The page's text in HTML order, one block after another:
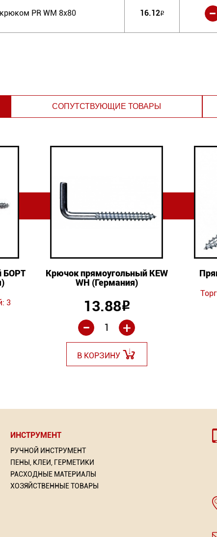
PR WM 8х80 16.12Р -
БОРТ
3
Крючок прямоугольный KEW
WH (Германия)
13.88Р
+
-
В КОРЗИНУ
СОПУТСТВУЮЩИЕ ТОВАРЫ
Нить крученая
Торговых
ИНСТРУМЕНТ
РУЧНОЙ ИНСТРУМЕНТ
ПЕНЫ, КЛЕИ, ГЕРМЕТИКИ
РАСХОДНЫЕ МАТЕРИАЛЫ
ХОЗЯЙСТВЕННЫЕ ТОВАРЫ